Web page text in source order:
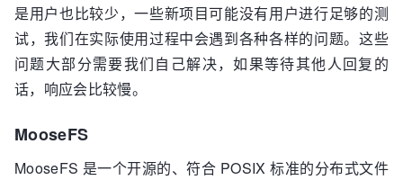
是用户也比较少，一些新项目可能没有用户进行足够的测
试，我们在实际使用过程中会遇到各种各样的问题。这些
问题大部分需要我们自己解决，如果等待其他人回复的
话，响应会比较慢。
MooseFS
MooseFS 是一个开源的、符合 POSIX 标准的分布式文件